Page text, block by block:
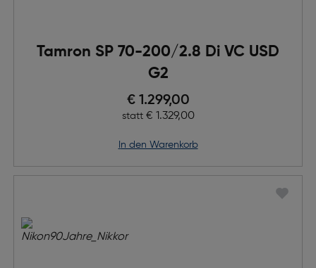
Tamron SP 70-200/2.8 Di VC USD
G2
Preis nach Rabatts
€ 1.299,00
statt Ursprünglicher Preis
€ 1.329,00
in den Warenkorb